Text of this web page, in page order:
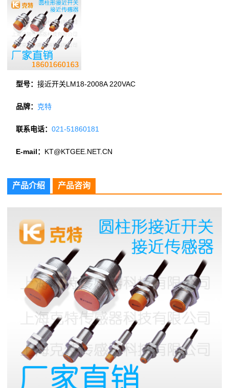
型号：接近开关LM18-2008A 220VAC
品牌： 克特
联系电话：021-51860181
E-mail： KT@KTGEE.NET.CN
产品介绍 产品咨询